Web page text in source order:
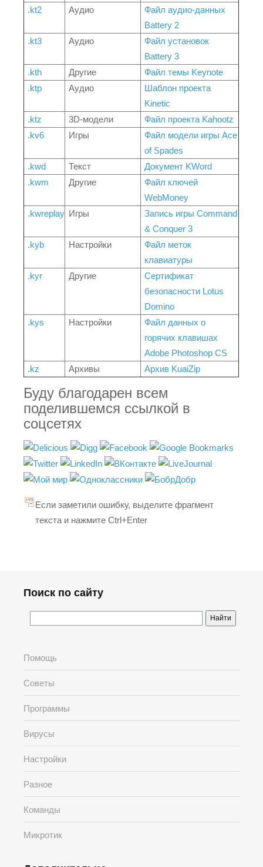
.kt2
Аудио
Файл аудио-данных
Battery 2
.kt3
Аудио
Файл установок
Battery 3
.kth
Другие
Файл темы Keynote
.ktp
Аудио
Шаблон проекта
Kinetic
.ktz
3D-модели
Файл проекта Kahootz
.kv6
Игры
Файл модели игры Ace
of Spades
.kwd
Текст
Документ KWord
.kwm
Другие
Файл ключей
WebMoney
.kwreplay Игры
Запись игры Command
& Conquer 3
.kyb
Настройки
Файл меток
клавиатуры
.kyr
Другие
Сертификат
безопасности Lotus
Domino
.kys
Настройки
Файл данных о
горячих клавишах
Adobe Photoshop CS
.kz
Архивы Архив KuaiZip
Буду благодарен всем
поделившемся ссылкой в
соцсетях
Если заметили ошибку, выделите фрагмент
текста и нажмите Ctrl+Enter
Поиск по сайту
Помощь
Советы
Программы
Вирусы
Настройки
Разное
Команды
Микротик